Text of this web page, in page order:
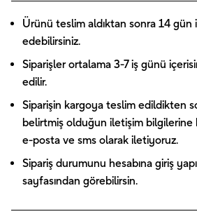
Ürünü teslim aldıktan sonra 14 gün
edebilirsiniz.
Siparişler ortalama 3-7 iş günü
edilir.
Siparişin kargoya teslim edildikten
belirtmiş olduğun iletişim bilgilerine
e-posta ve sms olarak iletiyoruz.
Sipariş durumunu hesabına giriş
sayfasından görebilirsin.